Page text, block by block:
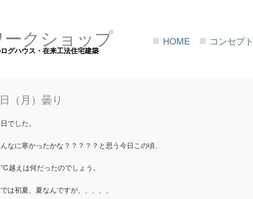
クショップ
グハウス・在来工法住宅建築
HOME コンセプト
（月）曇り
でした。
なに寒かったかな？？？？？と思う今日この頃、
越えは何だったのでしょう。
は初夏、夏なんですが、、、、、